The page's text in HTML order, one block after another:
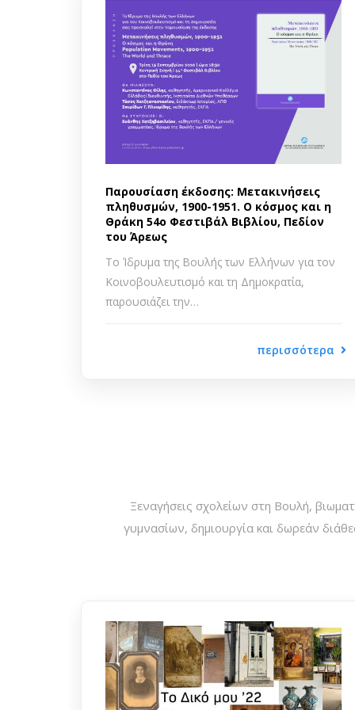
Παρουσίαση έκδοσης: Μετακινήσεις
πληθυσμών, 1900-1951. Ο κόσμος και η
Θράκη 54ο Φεστιβάλ Βιβλίου, Πεδίον
του Άρεως
Το Ίδρυμα της Βουλής των Ελλήνων για τον
Κοινοβουλευτισμό και τη Δημοκρατία,
παρουσιάζει την…
περισσότερα
Ξεναγήσεις σχολείων στη Βουλή,
γυμνασίων, δημιουργία και δωρεάν